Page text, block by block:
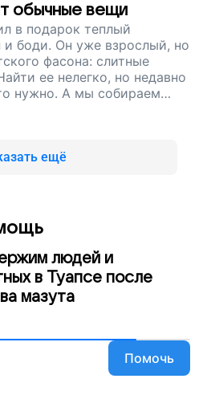
обычные вещи
в подарок теплый
боди. Он уже взрослый, но
фасона: слитные
ее нелегко, но недавно
нужно. А мы собираем
нужна не только
и автокресло, чтобы
Тогда он будет легче
и сохранит силы
ещё
людей и
в Туапсе после
мазута
Помочь